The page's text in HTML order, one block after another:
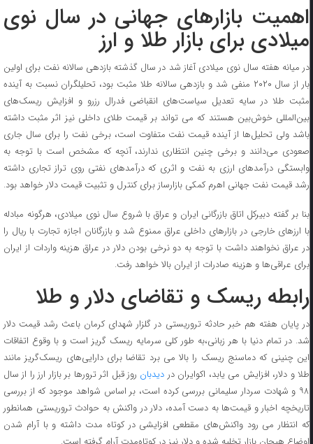
اهمیت بازارهای جهانی در سال نوی
میلادی برای بازار طلا و ارز
در میانه هفته سال نوی میلادی آغاز شد در سال گذشته بازدهی سالانه نفت برای اولین
بار از سال ۲۰۲۰ منفی شد و بازدهی سالانه طلا مثبت بود، تحلیلگران نسبت به آینده
مثبت طلا در سایه تعدیل سیاست‌های انقباضی فدرال رزرو و افزایش ریسک‌های
بین‌المللی خوش‌بین هستند که می تواند بر قیمت طلای داخلی نیز اثر مثبت داشته
باشد ولی تحلیل‌ها از آینده قیمت نفت متفاوت است، برخی نفت را برای سال جاری
صعودی می‌دانند و برخی چنین انتظاری ندارند، آنچه که مشخص است با توجه به
وابستگی درآمدهای ارزی به نفت و اثری که درآمدهای نفتی روی تراز تجاری داشته
رشد قیمت نفت جهانی اهرم کمکی بازارساز برای کنترل و تثبیت قیمت دلار خواهد‌ بود.
بنا بر گفته دبیرکل اتاق بازرگانی ایران و عراق با شروع سال نوی میلادی، هرگونه مبادله
با ارزهای خارجی در بازارهای داخلی عراق ممنوع شد و بازرگانان اجازه تجارت با ریال را
در عراق نخواهند داشت با توجه به دو نرخی بودن دلار در عراق هزینه واردات از ایران
برای‌ عراقی‌ها و هزینه صادرات از ایران بالا خواهد رفت.
رابطه ریسک و تقاضای دلار و طلا
در پایان هفته هم خبر حادثه تروریستی در گلزار شهدای کرمان باعث رشد قیمت دلار
شد. در تمام دنیا با هر زبانی،به طور کلی سرمایه ریسک گریز است و با وقوع اتفاقات
این چنینی که دماسنج ریسک را بالا می برد تقاضا برای دارایی‌های ریسک‌گریز مانند
طلا و دلار، افزایش می یابد، اکوایران در دیدبانروز قبل اثر ترورها بر بازار ارز را از سال
۹۸ و شهادت سردار سلیمانی بررسی کرده است، بر اساس شواهد موجود که از بررسی
تاریخچه اخبار و قیمت‌ها به دست آمده، دلار در واکنش به حوادث تروریستی همانطور
که انتظار می رود واکنش‌های مقطعی افزایشی در کوتاه مدت داشته و با آرام شدن